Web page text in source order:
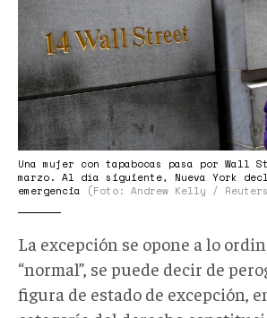
Una mujer con tapabocas pasa por Wall
marzo. Al día siguiente, Nueva York
emergencia
(Foto: Andrew Kelly /
La excepción se opone a lo
“normal”, se puede decir de
figura de estado de excepción,